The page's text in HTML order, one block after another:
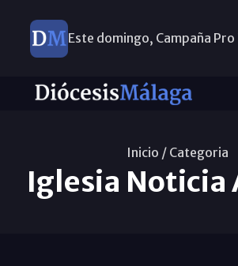
Este domingo, Campaña
Inicio / Categoria
Iglesia Noticia